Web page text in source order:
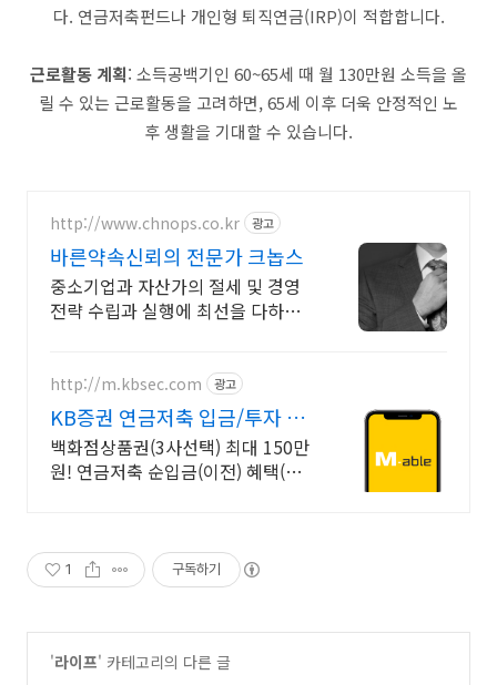
다. 연금저축펀드나 개인형 퇴직연금(IRP)이 적합합니다.
근로활동 계획: 소득공백기인 60~65세 때 월 130만원 소득을 올
릴 수 있는 근로활동을 고려하면, 65세 이후 더욱 안정적인 노
후 생활을 기대할 수 있습니다.
http://www.chnops.co.kr 광고
바른약속신뢰의 전문가 크놉스
중소기업과 자산가의 절세 및 경영
전략 수립과 실행에 최선을 다하고
http://m.kbsec.com 광고
KB증권 연금저축 입금/투자 구
간별 쿠폰 혜택
백화점상품권(3사선택) 최대 150만
원! 연금저축 순입금(이전) 혜택(조
1 구독하기
'라이프' 카테고리의 다른 글